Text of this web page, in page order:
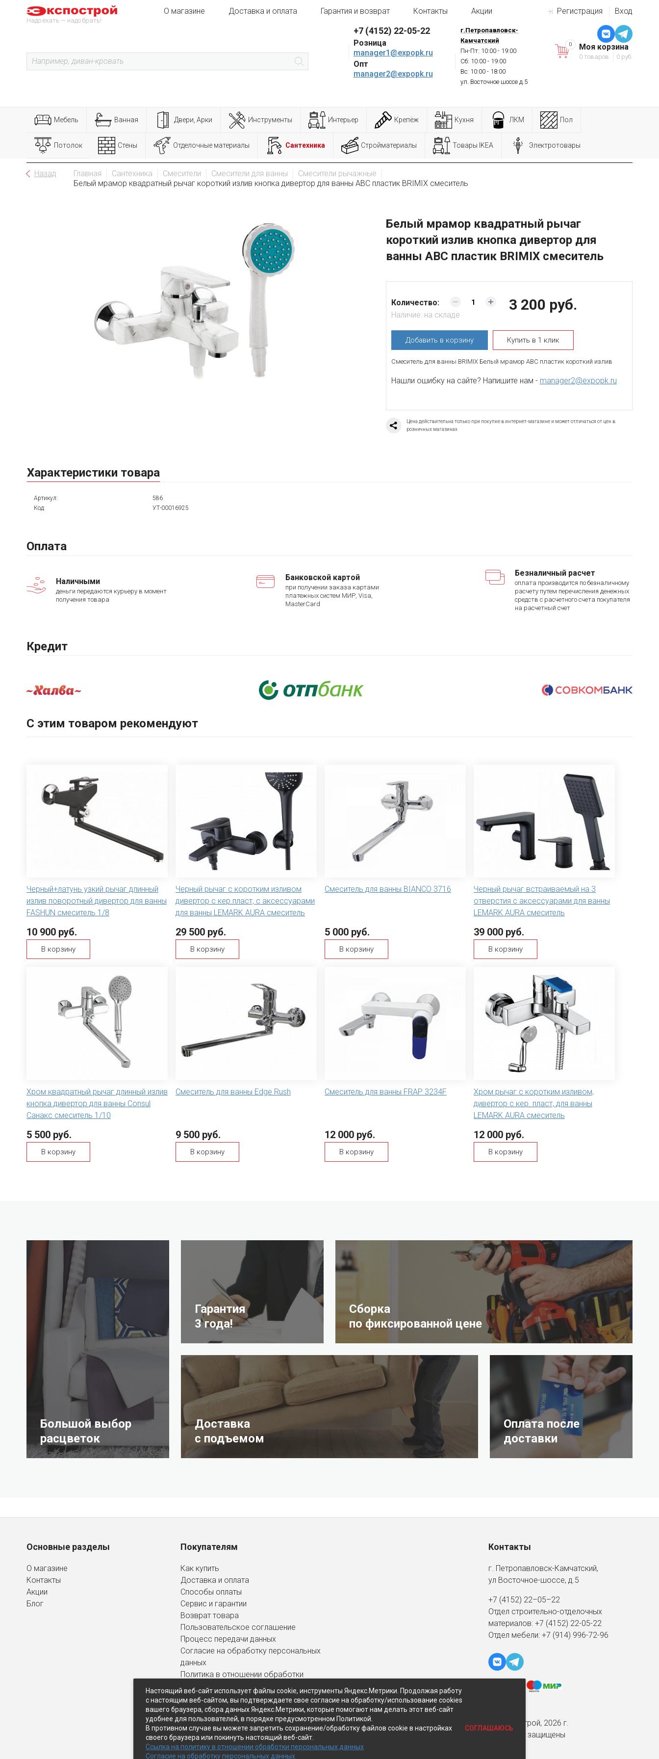
Надо ехать — надо брать!
Регистрация Вход
О магазине Доставка и оплата Гарантия и возврат Контакты Акции
+7 (4152) 22-05-22
Розница
manager1@expopk.ru
Опт
manager2@expopk.ru
г.Петропавловск-
Камчатский
Пн-Пт: 10:00 - 19:00
Сб: 10:00 - 19:00
Вс: 10:00 - 18:00
ул. Восточное шоссе д.5
Моя корзина
0 товаров 0 руб.
0
Мебель Ванная Двери, Арки Инструменты Интерьер Крепёж Кухня ЛКМ Пол
Потолок Стены Отделочные материалы Сантехника Стройматериалы Товары IKEA Электротовары
Назад Главная Сантехника Смесители Смесители для ванны
Смесители рычажные
Белый мрамор квадратный рычаг короткий излив кнопка дивертор для ванны АВС пластик BRIMIX смеситель
Белый мрамор квадратный рычаг
короткий излив кнопка дивертор для
ванны АВС пластик BRIMIX смеситель
3 200 руб.
Количество:
Наличие: на складе
Добавить в корзину Купить в 1 клик
Смеситель для ванны BRIMIX Белый мрамор АВС пластик короткий излив
Нашли ошибку на сайте? Напишите нам - manager2@expopk.ru
Цена действительна только при покупке в интернет-магазине и может отличаться от цен в
розничных магазинах
Характеристики товара
Артикул:
586
Код:
УТ-00016925
Оплата
Наличными
деньги передаются курьеру в момент
получения товара
Банковской картой
при получении заказа картами
платежных систем МИР, Visa,
MasterCard
Безналичный расчет
оплата производится по безналичному
расчету путем перечисления денежных
средств с расчетного счета покупателя
на расчетный счет
Кредит
С этим товаром рекомендуют
Черный+латунь узкий рычаг длинный
излив поворотный дивертор для ванны
FASHUN смеситель 1/8
10 900 руб.
В корзину
Черный рычаг с коротким изливом
дивертор с кер.пласт, с аксессуарами
для ванны LEMARK AURA смеситель
29 500 руб.
В корзину
Смеситель для ванны BIANCO 3716
5 000 руб.
В корзину
Черный рычаг встраиваемый на 3
отверстия с аксессуарами для ванны
LEMARK AURA смеситель
39 000 руб.
В корзину
Хром квадратный рычаг длинный излив
кнопка дивертор для ванны Consul
Санакс смеситель 1/10
5 500 руб.
В корзину
Смеситель для ванны Edge Rush
9 500 руб.
В корзину
Смеситель для ванны FRAP 3234F
12 000 руб.
В корзину
Хром рычаг с коротким изливом,
дивертор с кер. пласт, для ванны
LEMARK AURA смеситель
12 000 руб.
В корзину
Большой выбор
расцветок
Гарантия
3 года!
Оплата после
доставки
Сборка
по фиксированной цене
Доставка
с подъемом
Основные разделы
О магазине
Контакты
Акции
Блог
Покупателям
Как купить
Доставка и оплата
Способы оплаты
Сервис и гарантии
Возврат товара
Пользовательское соглашение
Процесс передачи данных
Согласие на обработку персональных
данных
Политика в отношении обработки
персональных данных
Контакты
г. Петропавловск-Камчатский,
ул Восточное-шоссе, д.5
+7 (4152) 22–05–22
Отдел строительно-отделочных
материалов: +7 (4152) 22-05-22
Отдел мебели: +7 (914) 996-72-96
© Экспострой, 2026 г.
Все права защищены
Настоящий веб-сайт использует файлы cookie, инструменты Яндекс.Метрики. Продолжая работу
с настоящим веб-сайтом, вы подтверждаете свое согласие на обработку/использование cookies
вашего браузера, сбора данных Яндекс.Метрики, которые помогают нам делать этот веб-сайт
удобнее для пользователей, в порядке предусмотренном Политикой.
В противном случае вы можете запретить сохранение/обработку файлов cookie в настройках
своего браузера или покинуть настоящий веб-сайт.
Ссылка на политику в отношении обработки персональных данных
Согласие на обработку персональных данных
СОГЛАШАЮСЬ